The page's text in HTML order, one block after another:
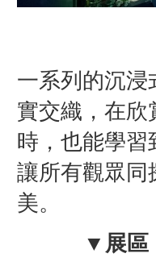
一系列的沉浸
實交織，在欣
時，也能學習
讓所有觀眾同
美。
▼ 展區